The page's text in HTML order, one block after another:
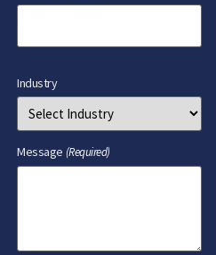
Industry
Message (Required)